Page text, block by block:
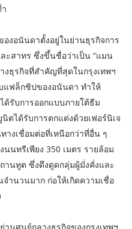
องอนันดาตั้งอยู่ในย่านธุรกิจการ
ะสาทร ซึ่งขึ้นชื่อว่าเป็น “แมน
งธุรกิจที่สำคัญที่สุดในกรุงเทพฯ
แฟล็กชิปของอนันดา ทำให้
ด้รับการออกแบบภายใต้ธีม
นิตได้รับการตกแต่งด้วยเฟอร์นิเจ
งเชื่อมต่อที่เหนือกว่าที่อื่น ๆ
นทรีเพียง 350 เมตร รายล้อม
นทูต ซึ่งดึงดูดกลุ่มผู้มั่งคั่งและ
ำนวนมาก ก่อให้เกิดความเชื่อ